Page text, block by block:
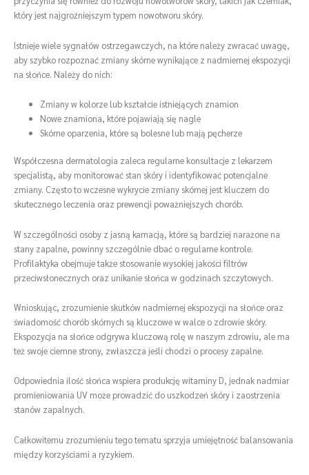
który jest najgroźniejszym typem nowotworu skóry.
Istnieje wiele sygnałów ostrzegawczych, na które należy zwracać uwagę,
aby szybko rozpoznać zmiany skórne wynikające z nadmiernej ekspozycji
na słońce. Należy do nich:
Zmiany w kolorze lub kształcie istniejących znamion
Nowe znamiona, które pojawiają się nagle
Skórne oparzenia, które są bolesne lub mają pęcherze
Współczesna dermatologia zaleca regularne konsultacje z lekarzem
specjalistą, aby monitorować stan skóry i identyfikować potencjalne
zmiany. Często to wczesne wykrycie zmiany skórnej jest kluczem do
skutecznego leczenia oraz prewencji poważniejszych chorób.
W szczególności osoby z jasną karnacją, które są bardziej narażone na
stany zapalne, powinny szczególnie dbać o regularne kontrole.
Profilaktyka obejmuje także stosowanie wysokiej jakości filtrów
przeciwsłonecznych oraz unikanie słońca w godzinach szczytowych.
Wnioskując, zrozumienie skutków nadmiernej ekspozycji na słońce oraz
świadomość chorób skórnych są kluczowe w walce o zdrowie skóry.
Ekspozycja na słońce odgrywa kluczową rolę w naszym zdrowiu, ale ma
też swoje ciemne strony, zwłaszcza jeśli chodzi o procesy zapalne.
Odpowiednia ilość słońca wspiera produkcję witaminy D, jednak nadmiar
promieniowania UV może prowadzić do uszkodzeń skóry i zaostrzenia
stanów zapalnych.
Całkowitemu zrozumieniu tego tematu sprzyja umiejętność balansowania
między korzyściami a ryzykiem.